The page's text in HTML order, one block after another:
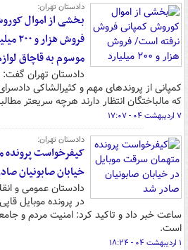
دادستان تهران:
بخشی از اموال
فروش
موسوم به قاچاق
دادستان تهران
کمپانی از پروندهای مهم و کثیرالشاکی
که مالباختگان انتظار دارند هرچه سریعتر
۷ اردیبهشت ۰۴ - ۱۷:۰۷
دادستان تهران:
کیفرخواست پرونده
خیابان صابونیان
دادستان عمومی و
ساعت خبر داد و تاکید کرد: امنیت مردم و
است.
۱ اردیبهشت ۰۴ - ۱۸:۲۴